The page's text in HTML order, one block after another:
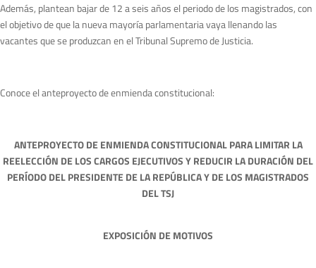
Además, plantean bajar de 12 a seis años el periodo de los magistrados, con
el objetivo de que la nueva mayoría parlamentaria vaya llenando las
vacantes que se produzcan en el Tribunal Supremo de Justicia.
Conoce el anteproyecto de enmienda constitucional:
ANTEPROYECTO DE ENMIENDA CONSTITUCIONAL PARA LIMITAR LA
REELECCIÓN DE LOS CARGOS EJECUTIVOS Y REDUCIR LA DURACIÓN DEL
PERÍODO DEL PRESIDENTE DE LA REPÚBLICA Y DE LOS MAGISTRADOS
DEL TSJ
EXPOSICIÓN DE MOTIVOS